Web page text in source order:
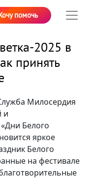
помочь
2025 в
принять
Милосердия
и
Белого
яркое
Белого
на фестивале